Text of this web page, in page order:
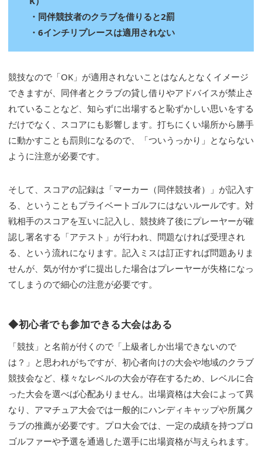
・同伴競技者のクラブを借りると2罰
・6インチリプレースは適用されない
競技なので「OK」が適用されないことはなんとなくイメージ
できますが、同伴者とクラブの貸し借りやアドバイスが禁止さ
れていることなど、知らずに出場すると恥ずかしい思いをする
だけでなく、スコアにも影響します。打ちにくい場所から勝手
に動かすことも罰則になるので、「ついうっかり」とならない
ように注意が必要です。
そして、スコアの記録は「マーカー（同伴競技者）」が記入す
る、ということもプライベートゴルフにはないルールです。対
戦相手のスコアを互いに記入し、競技終了後にプレーヤーが確
認し署名する「アテスト」が行われ、問題なければ受理され
る、という流れになります。記入ミスは訂正すれば問題ありま
せんが、気が付かずに提出した場合はプレーヤーが失格になっ
てしまうので細心の注意が必要です。
◆初心者でも参加できる大会はある
「競技」と名前が付くので「上級者しか出場できないので
は？」と思われがちですが、初心者向けの大会や地域のクラブ
競技会など、様々なレベルの大会が存在するため、レベルに合
った大会を選べば心配ありません。出場資格は大会によって異
なり、アマチュア大会では一般的にハンディキャップや所属ク
ラブの推薦が必要です。プロ大会では、一定の成績を持つプロ
ゴルファーや予選を通過した選手に出場資格が与えられます。